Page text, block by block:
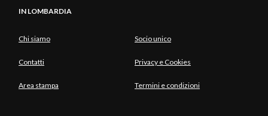
IN LOMBARDIA
Chi siamo Socio unico
Contatti Privacy e Cookies
Area stampa Termini e condizioni